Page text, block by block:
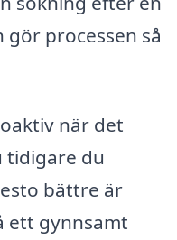
gör processen så
när det
tidigare du
bättre är
ett gynnsamt